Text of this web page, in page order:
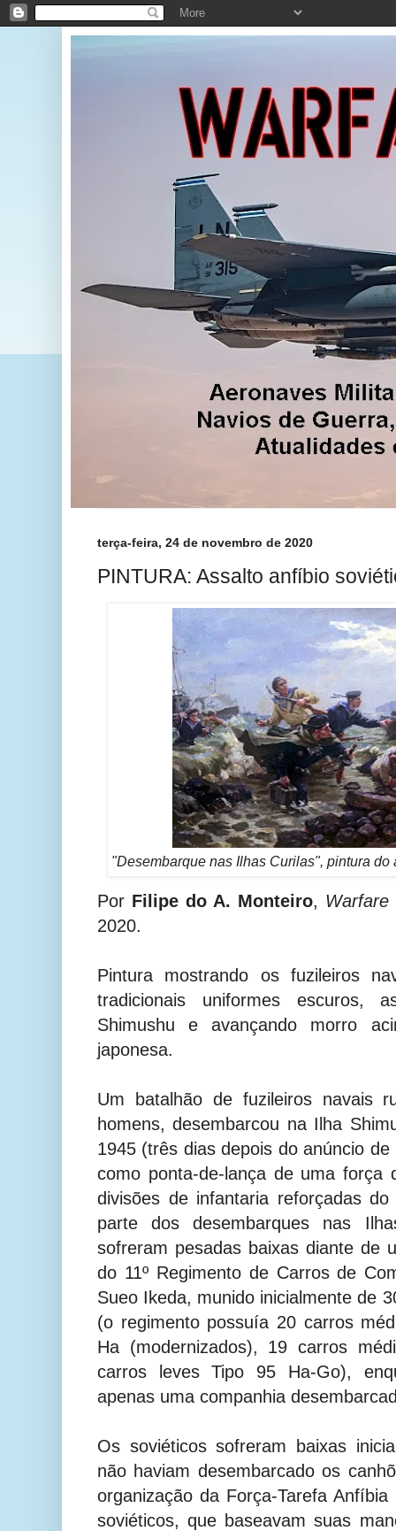
terça-feira, 24 de novembro de 2020
PINTURA: Assalto anfíbio
"Desembarque nas Ilhas Curilas", pintura do
Por Filipe do A. Monteiro, Warfare
2020.
Pintura mostrando os fuzileiros
tradicionais uniformes escuros,
Shimushu e avançando morro
japonesa.
Um batalhão de fuzileiros navais
homens, desembarcou na Ilha
1945 (três dias depois do anúncio
como ponta-de-lança de uma força
divisões de infantaria reforçadas
parte dos desembarques nas
sofreram pesadas baixas diante de
do 11º Regimento de Carros de
Sueo Ikeda, munido inicialmente de
(o regimento possuía 20 carros
Ha (modernizados), 19 carros
carros leves Tipo 95 Ha-Go),
apenas uma companhia
Os soviéticossofreram baixas
não haviam desembarcado os
organização da Força-Tarefa
soviéticos, que baseavam suas